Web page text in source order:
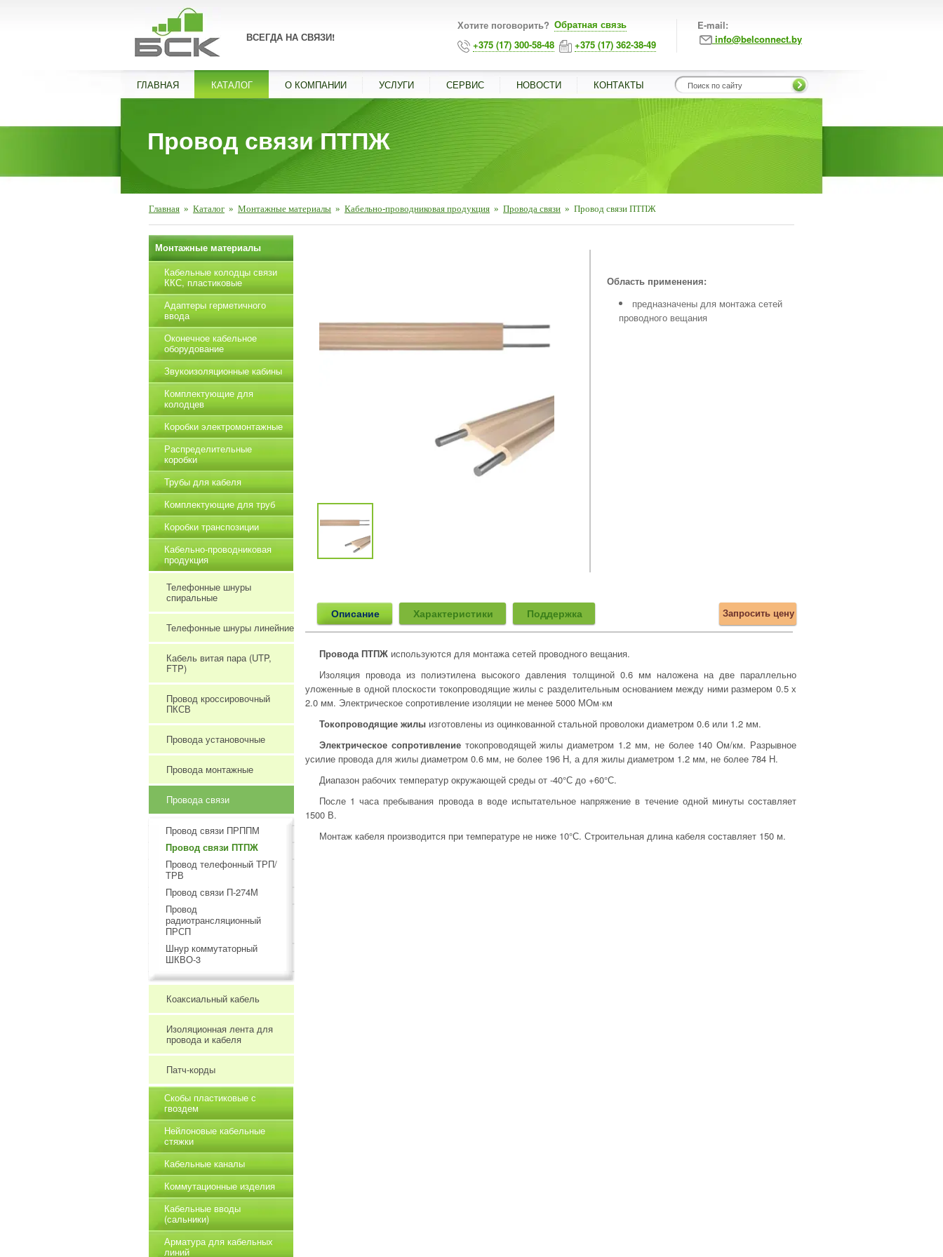
ВСЕГДА НА СВЯЗИ!
Хотите поговорить? Обратная связь
+375 (17) 300-58-48
+375 (17) 362-38-49
E-mail:
info@belconnect.by
ГЛАВНАЯ КАТАЛОГ О КОМПАНИИ УСЛУГИ СЕРВИС НОВОСТИ КОНТАКТЫ
Провод связи ПТПЖ
Главная » Каталог » Монтажные материалы » Кабельно-проводниковая продукция » Провода связи » Провод связи ПТПЖ
Область применения:
предназначены для монтажа сетей
проводного вещания
Описание Характеристики Поддержка Запросить цену
Провода ПТПЖ используются для монтажа сетей проводного вещания.
Изоляция провода из полиэтилена высокого давления толщиной 0.6 мм наложена на две параллельно
уложенные в одной плоскости токопроводящие жилы с разделительным основанием между ними размером 0.5 х
2.0 мм. Электрическое сопротивление изоляции не менее 5000 МОм·км
Токопроводящие жилы изготовлены из оцинкованной стальной проволоки диаметром 0.6 или 1.2 мм.
Электрическое сопротивлениетокопроводящей жилы диаметром 1.2 мм, не более 140 Ом/км. Разрывное
усилие провода для жилы диаметром 0.6 мм, не более 196 Н, а для жилы диаметром 1.2 мм, не более 784 Н.
Диапазон рабочих температур окружающей среды от -40°С до +60°С.
После 1 часа пребывания провода в воде испытательное напряжение в течение одной минуты составляет
1500 В.
Монтаж кабеля производится при температуре не ниже 10°С. Строительная длина кабеля составляет 150 м.
Монтажные материалы
Кабельные колодцы связи
ККС, пластиковые
Адаптеры герметичного
ввода
Оконечное кабельное
оборудование
Звукоизоляционные кабины
Комплектующие для
колодцев
Коробки электромонтажные
Распределительные
коробки
Трубы для кабеля
Комплектующие для труб
Коробки транспозиции
Кабельно-проводниковая
продукция
Телефонные шнуры
спиральные
Телефонные шнуры линейние
Кабель витая пара (UTP,
FTP)
Провод кроссировочный
ПКСВ
Провода установочные
Провода монтажные
Провода связи
Провод связи ПРППМ
Провод связи ПТПЖ
Провод телефонный ТРП/
ТРВ
Провод связи П-274М
Провод
радиотрансляционный
ПРСП
Шнур коммутаторный
ШКВО-3
Коаксиальный кабель
Изоляционная лента для
провода и кабеля
Патч-корды
Скобы пластиковые с
гвоздем
Нейлоновые кабельные
стяжки
Кабельные каналы
Коммутационные изделия
Кабельные вводы
(сальники)
Арматура для кабельных
линий